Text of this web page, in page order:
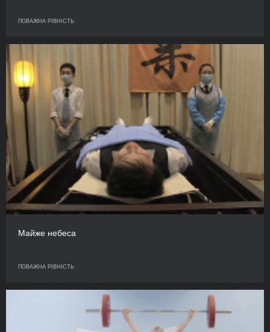
ПОВАЖНА РІВНІСТЬ
Майже небеса
ПОВАЖНА РІВНІСТЬ